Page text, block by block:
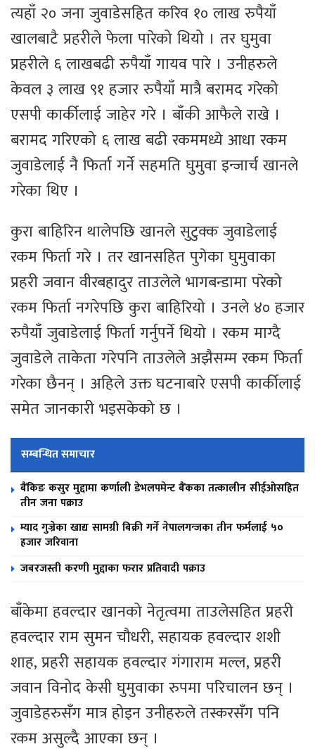
त्यहाँ २० जना जुवाडेसहित करिव १० लाख रुपैयाँ
खालबाटै प्रहरीले फेला पारेको थियो । तर घुमुवा
प्रहरीले ६ लाखबढी रुपैयाँ गायव पारे । उनीहरुले
केवल ३ लाख ९१ हजार रुपैयाँ मात्रै बरामद गरेको
एसपी कार्कीलाई जाहेर गरे । बाँकी आफैले राखे ।
बरामद गरिएको ६ लाख बढी रकममध्ये आधा रकम
जुवाडेलाई नै फिर्ता गर्ने सहमति घुमुवा इन्जार्च खानले
गरेका थिए ।
कुरा बाहिरिन थालेपछि खानले सुटुक्क जुवाडेलाई
रकम फिर्ता गरे । तर खानसहित पुगेका घुमुवाका
प्रहरी जवान वीरबहादुर ताउलेले भागबन्डामा परेको
रकम फिर्ता नगरेपछि कुरा बाहिरियो । उनले ४० हजार
रुपैयाँ जुवाडेलाई फिर्ता गर्नुपर्ने थियो । रकम माग्दै
जुवाडेले ताकेता गरेपनि ताउलेले अझैसम्म रकम फिर्ता
गरेका छैनन् । अहिले उक्त घटनाबारे एसपी कार्कीलाई
समेत जानकारी भइसकेको छ ।
सम्बन्धित समाचार
बैंकिङ कसुर मुद्दामा कर्णाली डेभलपमेन्ट बैंकका तत्कालीन सीईओसहित
तीन जना पक्राउ
म्याद गुज्रेका खाद्य सामग्री बिक्री गर्ने नेपालगन्जका तीन फर्मलाई ५०
हजार जरिवाना
जबरजस्ती करणी मुद्दाका फरार प्रतिवादी पक्राउ
बाँकेमा हवल्दार खानको नेतृत्वमा ताउलेसहित प्रहरी
हवल्दार राम सुमन चौधरी, सहायक हवल्दार शशी
शाह, प्रहरी सहायक हवल्दार गंगाराम मल्ल, प्रहरी
जवान विनोद केसी घुमुवाका रुपमा परिचालन छन् ।
जुवाडेहरुसँग मात्र होइन उनीहरुले तस्करसँग पनि
रकम असुल्दै आएका छन् ।